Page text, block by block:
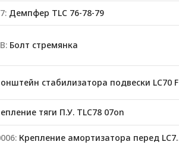
Демпфер TLC 76-78-79
Болт стремянка
стабилизатора подвески LC70 F
тяги П.У. TLC78 07on
Крепление амортизатора перед LC76/78/79